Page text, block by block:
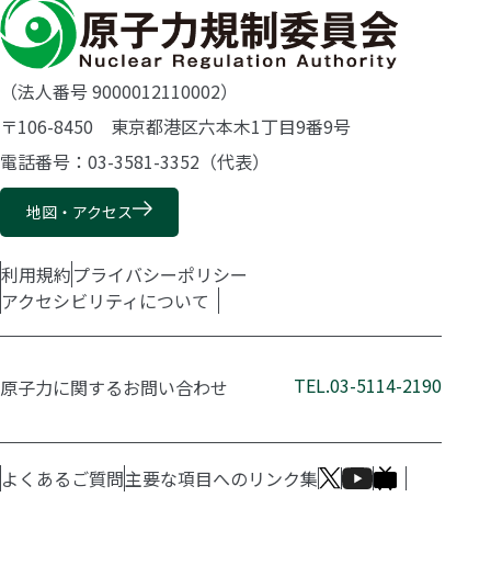
（法人番号 9000012110002）
〒106-8450 東京都港区六本木1丁目9番9号
電話番号：03-3581-3352（代表）
地図・アクセス
利用規約プライバシーポリシー
アクセシビリティについて
原子力に関するお問い合わせ TEL.03-5114-2190
よくあるご質問主要な項目へのリンク集